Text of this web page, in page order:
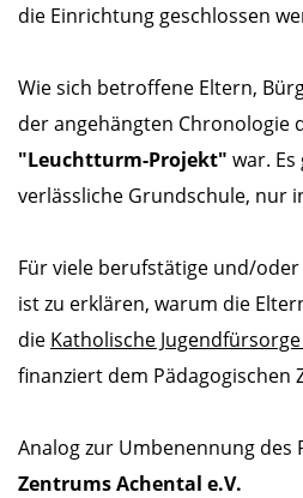
die Einrichtung geschlossen
Wie sich betroffene Eltern,
der angehängten Chronologie
"Leuchtturm-Projekt" war.
verlässliche Grundschule, nur
Für viele berufstätige und/
ist zu erklären, warum die
die Katholische
finanziert dem
Analog zur Umbenennung des
Zentrums Achental e.V.